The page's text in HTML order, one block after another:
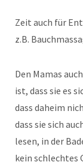
Zeit auch für
z.B.
Den Mamas
ist, dass sie es
dass daheim
dass sie sich
lesen, in der
kein schlechtes